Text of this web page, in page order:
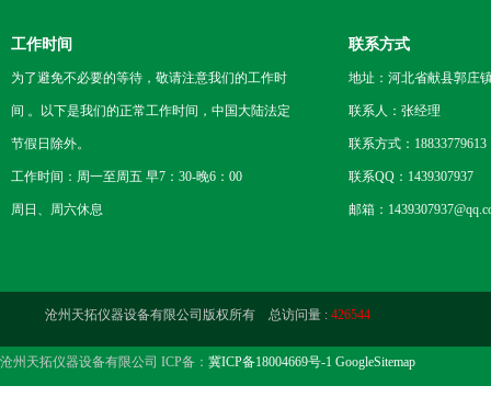
工作时间
为了避免不必要的等待，敬请注意我们的工作时
间 。以下是我们的正常工作时间，中国大陆法定
节假日除外。
工作时间：周一至周五 早7：30-晚6：00
周日、周六休息
联系方式
地址：河北省献县郭庄
联系人：张经理
联系方式：18833779613
联系QQ：1439307937
邮箱：
沧州天拓仪器设备有限公司版权所有 总访问量 : 426544
沧州天拓仪器设备有限公司 ICP备： 冀ICP备18004669号-1 GoogleSitemap